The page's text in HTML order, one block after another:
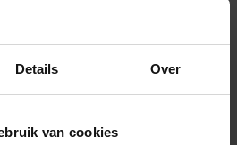
Details Over
van cookies